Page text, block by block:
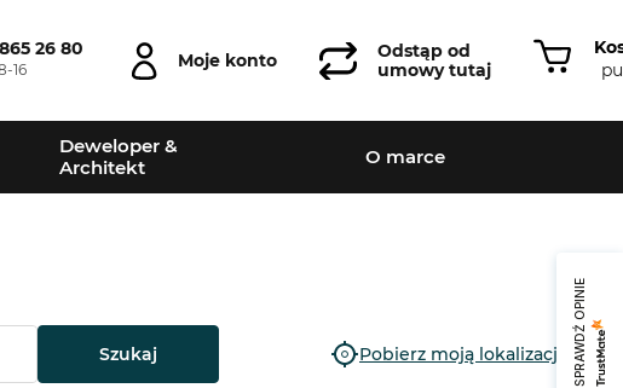
26 80
16 Moje konto
Odstąp od
umowy tutaj
Deweloper &
Architekt
O marce
Szukaj Pobierz moją lokalizację SPRAWDŹ OPINIE